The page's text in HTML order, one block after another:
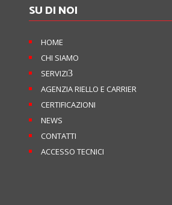
SU DI NOI
HOME
CHI SIAMO
SERVIZI3
AGENZIA RIELLO E CARRIER
CERTIFICAZIONI
NEWS
CONTATTI
ACCESSO TECNICI